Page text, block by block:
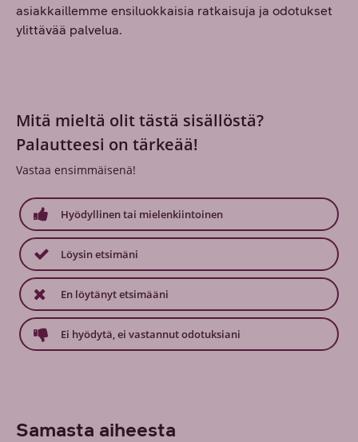
asiakkaillemme ensiluokkaisia ratkaisuja ja odotukset
ylittävää palvelua.
Mitä mieltä olit tästä sisällöstä?
Palautteesi on tärkeää!
Vastaa ensimmäisenä!
Hyödyllinen tai mielenkiintoinen
Löysin etsimäni
En löytänyt etsimääni
Ei hyödytä, ei vastannut odotuksiani
Samasta aiheesta